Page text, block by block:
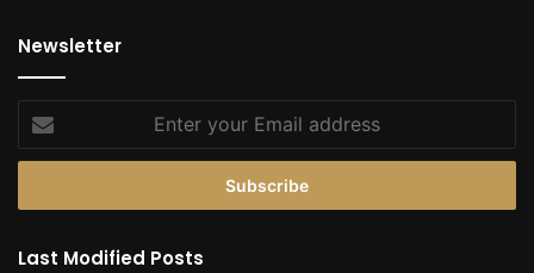
Newsletter
Enter
your
Email
Last Modified Posts